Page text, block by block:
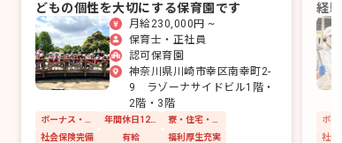
どもの個性を大切にする保育園です
月給230,000円 ~
保育士・正社員
認可保育園
神奈川県川崎市幸区南幸町2-
9 ラゾーナサイドビル1階・
2階・3階
社会保険完備
有給 福利厚生充実
経
に♪
社会